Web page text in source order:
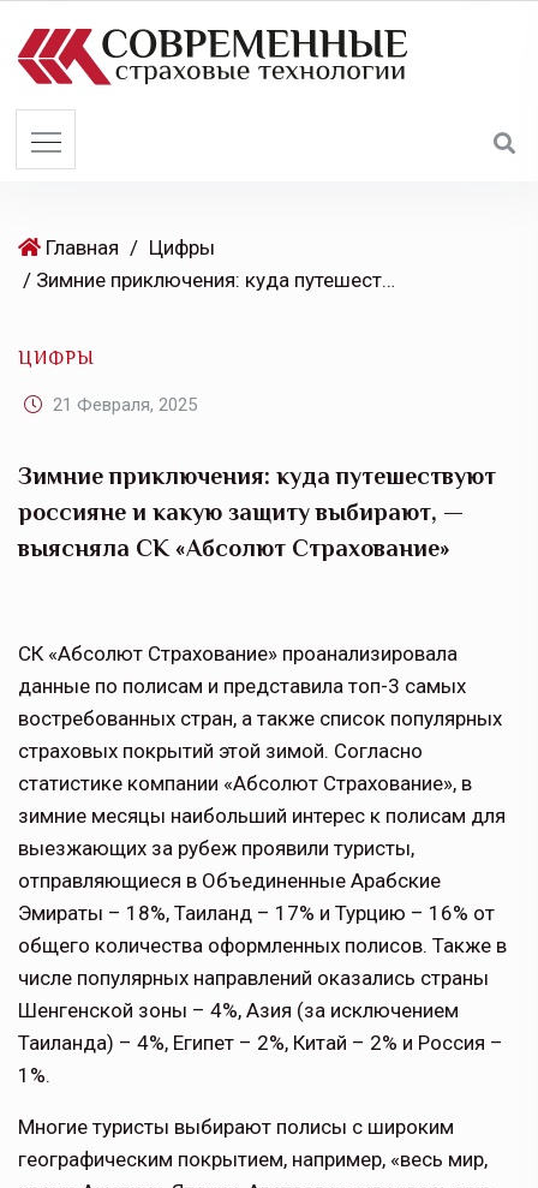
Главная / Цифры
/ Зимние приключения: куда путешествуют россияне и какую защиту выбирают, — выясняла СК «Абсолют Страхование»
ЦИФРЫ
21 Февраля, 2025
Зимние приключения: куда путешествуют
россияне и какую защиту выбирают, —
выясняла СК «Абсолют Страхование»
СК «Абсолют Страхование» проанализировала
данные по полисам и представила топ-3 самых
востребованных стран, а также список популярных
страховых покрытий этой зимой. Согласно
статистике компании «Абсолют Страхование», в
зимние месяцы наибольший интерес к полисам для
выезжающих за рубеж проявили туристы,
отправляющиеся в Объединенные Арабские
Эмираты – 18%, Таиланд – 17% и Турцию – 16% от
общего количества оформленных полисов. Также в
числе популярных направлений оказались страны
Шенгенской зоны – 4%, Азия (за исключением
Таиланда) – 4%, Египет – 2%, Китай – 2% и Россия –
1%.
Многие туристы выбирают полисы с широким
географическим покрытием, например, «весь мир,